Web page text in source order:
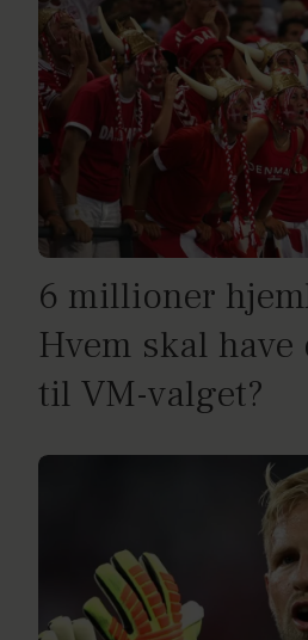
6 millioner
Hvem skal
til VM-valget?